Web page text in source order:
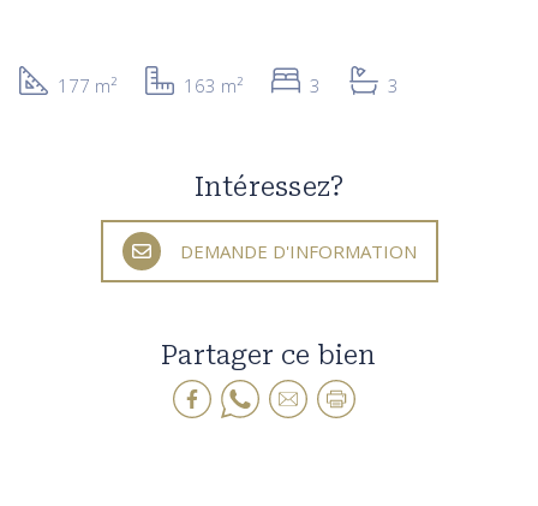
177 m² 163 m² 3 3
Intéressez?
DEMANDE D'INFORMATION
Partager ce bien